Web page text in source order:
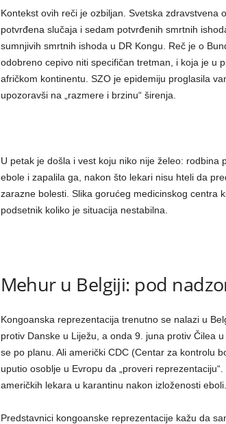
Kontekst ovih reči je ozbiljan. Svetska zdravstvena
potvrđena slučaja i sedam potvrđenih smrtnih
sumnjivih smrtnih ishoda u DR Kongu. Reč je o
odobreno cepivo niti specifičan tretman, i koja je u
afričkom kontinentu. SZO je epidemiju proglasila
upozoravši na „razmere i brzinu“ širenja.
U petak je došla i vest koju niko nije želeo:
ebole i zapalila ga, nakon što lekari nisu hteli da
zarazne bolesti. Slika gorućeg medicinskog centra
podsetnik koliko je situacija nestabilna.
Mehur u Belgiji: pod
Kongoanska reprezentacija trenutno se nalazi u
protiv Danske u Liježu, a onda 9. juna protiv Čilea
se po planu. Ali američki CDC (Centar za kontrolu
uputio osoblje u Evropu da „proveri
američkih lekara u karantinu nakon izloženosti eboli.
Predstavnici kongoanske reprezentacije kažu da